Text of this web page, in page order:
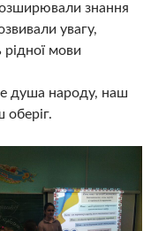
знання
увагу,
рідної мови
душа народу, наш
оберіг.